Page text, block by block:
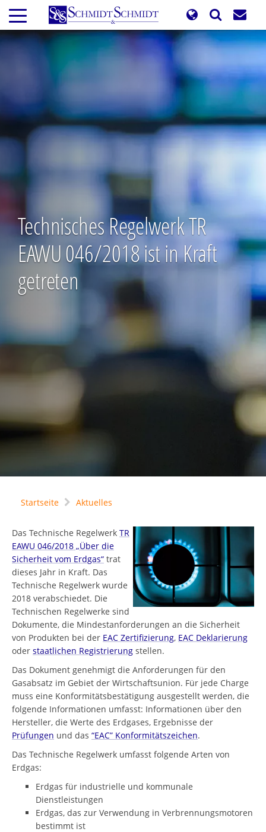
Direkt
zum
Inhalt
Technisches Regelwerk TR
EAWU 046/2018 ist in Kraft
getreten
Startseite Aktuelles
Das Technische Regelwerk TR
EAWU 046/2018 „Über die
Sicherheit vom Erdgas“ trat
dieses Jahr in Kraft. Das
Technische Regelwerk wurde
2018 verabschiedet. Die
Technischen Regelwerke sind
Dokumente, die Mindestanforderungen an die Sicherheit
von Produkten bei der EAC Zertifizierung, EAC Deklarierung
oder staatlichen Registrierung stellen.
Das Dokument genehmigt die Anforderungen für den
Gasabsatz im Gebiet der Wirtschaftsunion. Für jede Charge
muss eine Konformitätsbestätigung ausgestellt werden, die
folgende Informationen umfasst: Informationen über den
Hersteller, die Werte des Erdgases, Ergebnisse der
Prüfungen und das “EAC” Konformitätszeichen.
Das Technische Regelwerk umfasst folgende Arten von
Erdgas:
Erdgas für industrielle und kommunale
Dienstleistungen
Erdgas, das zur Verwendung in Verbrennungsmotoren
bestimmt ist